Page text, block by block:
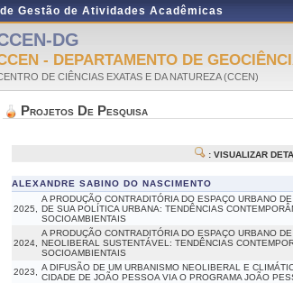
Gestão de Atividades Acadêmicas
DG
- DEPARTAMENTO DE
DE CIÊNCIAS EXATAS E DA NATUREZA (CCEN)
Projetos De Pesquisa
: VISUALIZAR
ALEXANDRE SABINO DO NASCIMENTO
2025,
A PRODUÇÃO CONTRADITÓRIA DO ESPAÇO URBANO
DE SUA POLÍTICA URBANA: TENDÊNCIAS
SOCIOAMBIENTAIS
2024,
A PRODUÇÃO CONTRADITÓRIA DO ESPAÇO URBANO
NEOLIBERAL SUSTENTÁVEL: TENDÊNCIAS
SOCIOAMBIENTAIS
2023,
A DIFUSÃO DE UM URBANISMO NEOLIBERAL E
CIDADE DE JOÃO PESSOA VIA O PROGRAMA JOÃO